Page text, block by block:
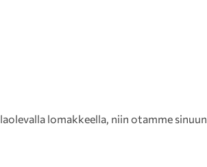
lomakkeella, niin otamme sinuun